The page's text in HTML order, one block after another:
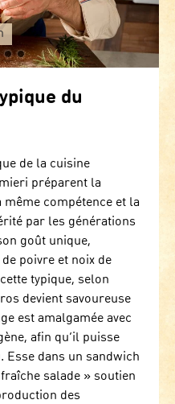
du
de la cuisine
préparent la
même compétence et la
par les générations
goût unique,
poivre et noix de
typique, selon
devient savoureuse
est amalgamée avec
afin qu’il puisse
Esse dans un sandwich
salade » soutien
des